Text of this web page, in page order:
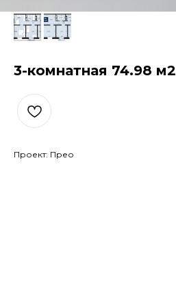
3-комнатная 74.98 м2
Проект: Прео